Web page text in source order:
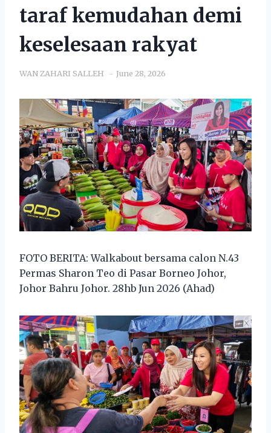
taraf kemudahan demi
keselesaan rakyat
WAN ZAHARI SALLEH June 28, 2026
FOTO BERITA: Walkabout bersama calon N.43
Permas Sharon Teo di Pasar Borneo Johor,
Johor Bahru Johor. 28hb Jun 2026 (Ahad)